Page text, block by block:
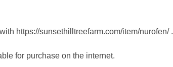
https://sunsethilltreefarm.com/item/nurofen/ .
for purchase on the internet.